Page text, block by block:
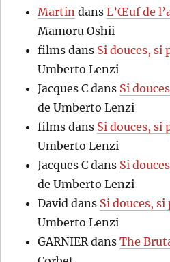
Martin dansL’Œuf de
Mamoru Oshii
films dans Si douces, si
Umberto Lenzi
Jacques C dans Si
de Umberto Lenzi
films dans Si douces, si
Umberto Lenzi
Jacques C dans Si
de Umberto Lenzi
David dans Si douces, si
Umberto Lenzi
GARNIERdansThe